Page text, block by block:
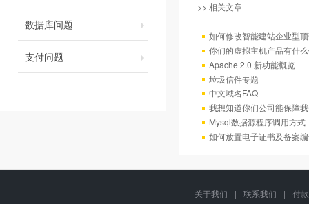
数据库问题
支付问题
>> 相关文章
如何修改智能建站企业型
你们的虚拟主机产品有什
Apache 2.0 新功能概览
垃圾信件专题
中文域名FAQ
我想知道你们公司能保障
Mysql数据源程序调用方
如何放置电子证书及备案
关于我们 | 联系我们 |
付